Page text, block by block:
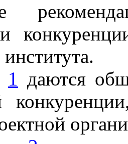
1 даются об
ной